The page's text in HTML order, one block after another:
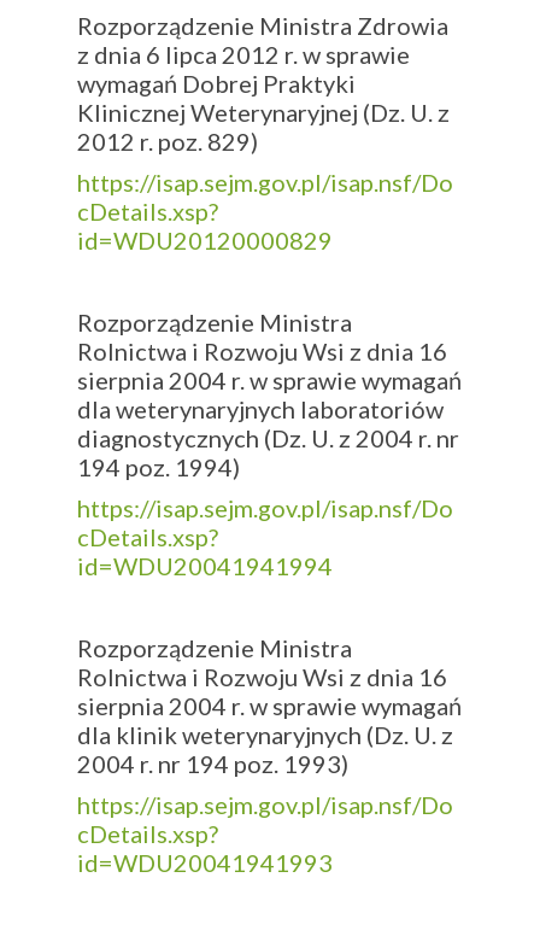
Rozporządzenie Ministra Zdrowia
z dnia 6 lipca 2012 r. w sprawie
wymagań Dobrej Praktyki
Klinicznej Weterynaryjnej (Dz. U. z
2012 r. poz. 829)
https://isap.sejm.gov.pl/isap.nsf/Do
cDetails.xsp?
id=WDU20120000829
Rozporządzenie Ministra
Rolnictwa i Rozwoju Wsi z dnia 16
sierpnia 2004 r. w sprawie wymagań
dla weterynaryjnych laboratoriów
diagnostycznych (Dz. U. z 2004 r. nr
194 poz. 1994)
https://isap.sejm.gov.pl/isap.nsf/Do
cDetails.xsp?
id=WDU20041941994
Rozporządzenie Ministra
Rolnictwa i Rozwoju Wsi z dnia 16
sierpnia 2004 r. w sprawie wymagań
dla klinik weterynaryjnych (Dz. U. z
2004 r. nr 194 poz. 1993)
https://isap.sejm.gov.pl/isap.nsf/Do
cDetails.xsp?
id=WDU20041941993